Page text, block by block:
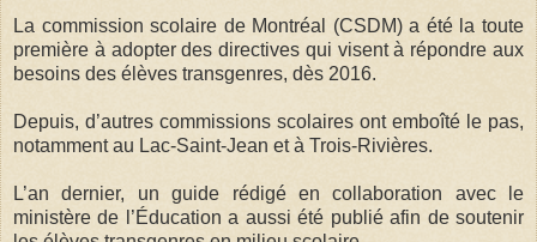
La commission scolaire de Montréal (CSDM) a été la toute
première à adopter des directives qui visent à répondre aux
besoins des élèves transgenres, dès 2016.
Depuis, d’autres commissions scolaires ont emboîté le pas,
notamment au Lac-Saint-Jean et à Trois-Rivières.
L’an dernier, un guide rédigé en collaboration avec le
ministère de l’Éducation a aussi été publié afin de soutenir